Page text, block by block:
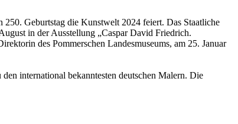
250. Geburtstag die Kunstwelt 2024 feiert. Das Staatliche
in der Ausstellung „Caspar David Friedrich.
des Pommerschen Landesmuseums, am 25. Januar
international bekanntesten deutschen Malern. Die